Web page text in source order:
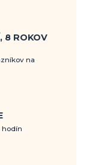
8 ROKOV
na
hodín